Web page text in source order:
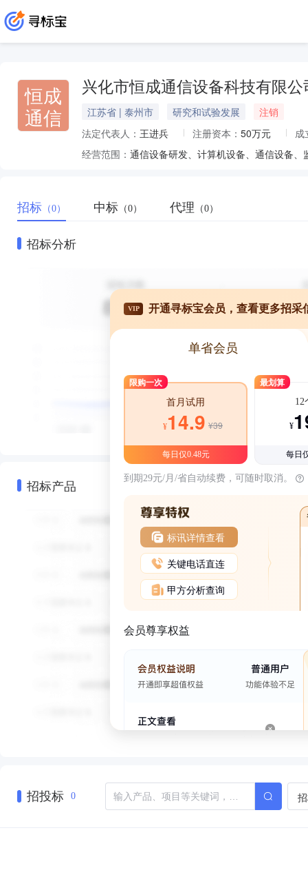
恒成
通信
兴化市恒成通信设备科技有限公
江苏省 | 泰州市 研究和试验发展
注销
法定代表人： 王进兵 注册资本： 50万元
成
经营范围：
招标 （0） 中标 （0） 代理 （0）
招标分析
招标产品
VIP 开通寻标宝会员，查看更多招采
单省会员
限购一次
首月试用
¥14.9 ¥39
每日仅0.48元
最划算
12
¥
每日
到期29元/月/省自动续费，可随时取消。
标讯详情查看
关键电话直连
甲方分析查询
会员尊享权益
招投标 0